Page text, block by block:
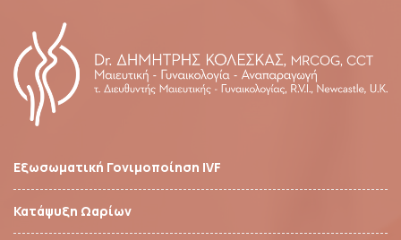
Εξωσωματική Γονιμοποίηση IVF
Κατάψυξη Ωαρίων